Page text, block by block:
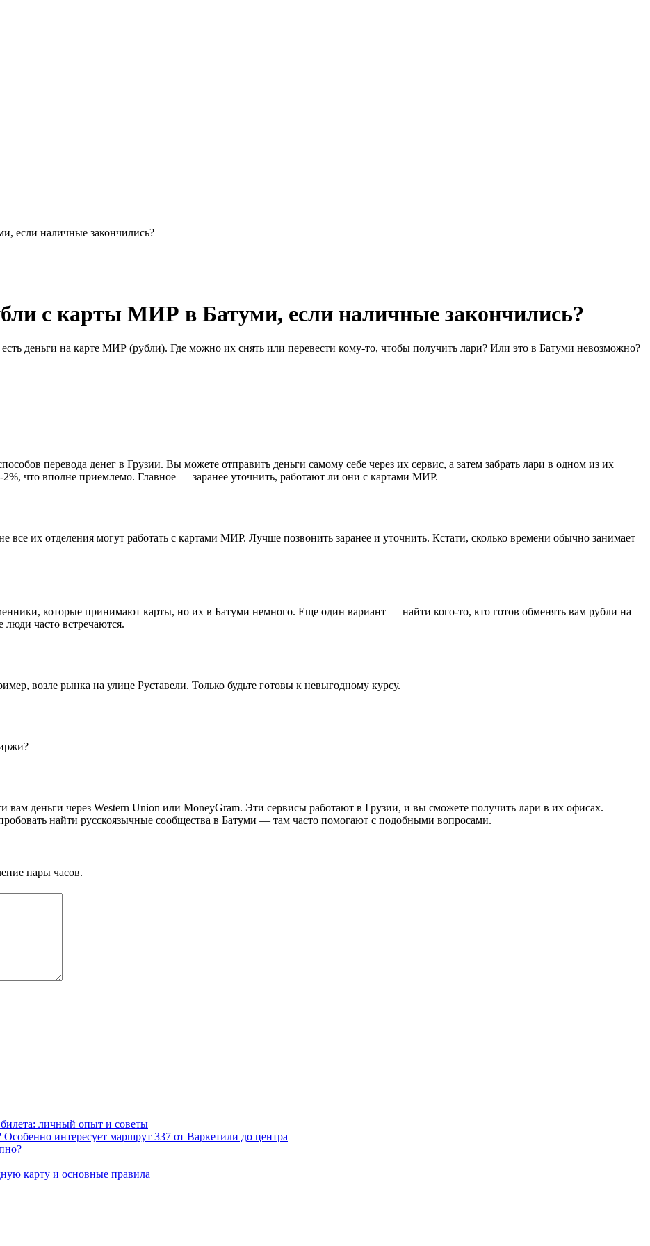
если наличные закончились?
с карты МИР в Батуми, если наличные закончились?
деньги на карте МИР (рубли). Где можно их снять или перевести кому-то, чтобы получить лари? Или это в Батуми невозможно?
перевода денег в Грузии. Вы можете отправить деньги самому себе через их сервис, а затем забрать лари в одном из их
что вполне приемлемо. Главное — заранее уточнить, работают ли они с картами МИР.
все их отделения могут работать с картами МИР. Лучше позвонить заранее и уточнить. Кстати, сколько времени обычно занимает
которые принимают карты, но их в Батуми немного. Еще один вариант — найти кого-то, кто готов обменять вам рубли на
люди часто встречаются.
возле рынка на улице Руставели. Только будьте готовы к невыгодному курсу.
вам деньги через Western Union или MoneyGram. Эти сервисы работают в Грузии, и вы сможете получить лари в их офисах.
найти русскоязычные сообщества в Батуми — там часто помогают с подобными вопросами.
пары часов.
личный опыт и советы
интересует маршрут 337 от Варкетили до центра
карту и основные правила